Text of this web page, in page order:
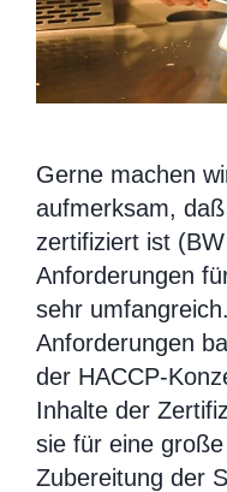
Gerne machen
aufmerksam,
zertifiziert ist
Anforderungen
sehr
Anforderungen
der HACCP-
Inhalte der
sie für eine
Zubereitung der